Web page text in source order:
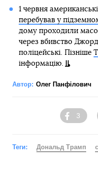
1 червня
перебував у
дому проходили
через вбивство
поліцейські. Пізніше
інформацію.
Автор: Олег Панфілович
3
Теги: Дональд Трамп